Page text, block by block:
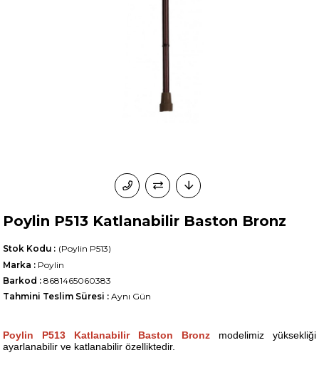
Poylin P513 Katlanabilir Baston Bronz
(Poylin P513)
Stok Kodu
Marka : Poylin
Barkod : 8681465060383
Tahmini Teslim Süresi : Aynı Gün
Poylin P513 Katlanabilir Baston Bronzmodelimiz yüksekliği
ayarlanabilir ve katlanabilir özelliktedir.